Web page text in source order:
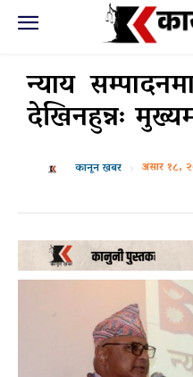
न्याय
देखिनहुन्नः
कानून खबर असार १८,